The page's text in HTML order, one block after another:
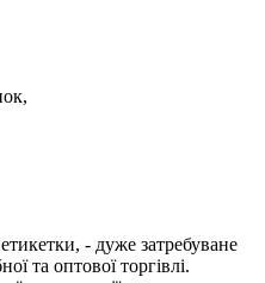
- дуже затребуване
та оптової торгівлі.